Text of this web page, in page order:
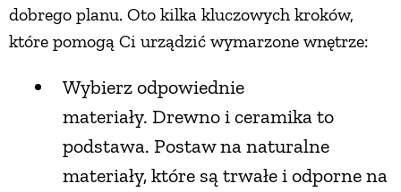
dobrego planu. Oto kilka kluczowych kroków,
które pomogą Ci urządzić wymarzone wnętrze:
Wybierz odpowiednie
materiały. Drewno i ceramika to
podstawa. Postaw na naturalne
materiały, które są trwałe i odporne na